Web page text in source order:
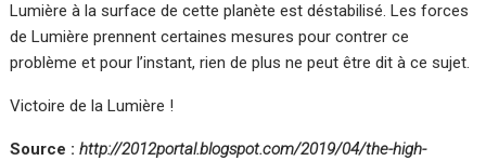
Lumière à la surface de cette planète est déstabilisé. Les forces
de Lumière prennent certaines mesures pour contrer ce
problème et pour l’instant, rien de plus ne peut être dit à ce sujet.
Victoire de la Lumière !
Source : http://2012portal.blogspot.com/2019/04/the-high-